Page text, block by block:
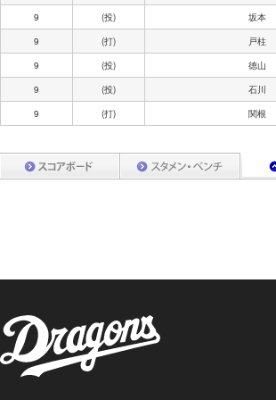
9
(投) 坂本
9
(打) 戸柱
9
(投) 徳山
9
(投) 石川
9
(打) 関根